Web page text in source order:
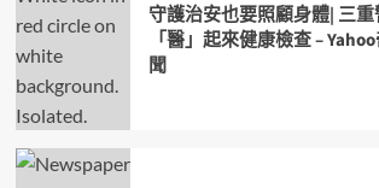
守護治安也要照顧身體| 三重
「醫」起來健康檢查 –
聞